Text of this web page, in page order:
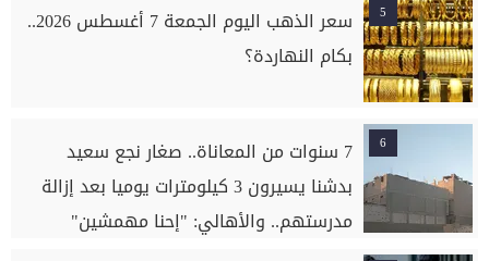
5
سعر الذهب اليوم الجمعة 7 أغسطس 2026..
بكام النهاردة؟
6
7 سنوات من المعاناة.. صغار نجع سعيد
بدشنا يسيرون 3 كيلومترات يوميا بعد إزالة
مدرستهم.. والأهالي: "إحنا مهمشين"